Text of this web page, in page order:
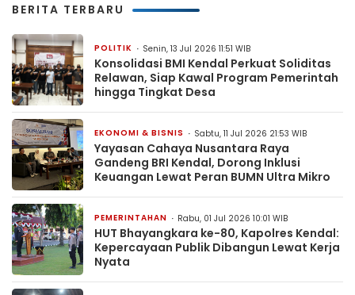
BERITA TERBARU
POLITIK Senin, 13 Jul 2026 11:51 WIB
Konsolidasi BMI Kendal Perkuat Soliditas
Relawan, Siap Kawal Program Pemerintah
hingga Tingkat Desa
EKONOMI & BISNIS Sabtu, 11 Jul 2026 21:53 WIB
Yayasan Cahaya Nusantara Raya
Gandeng BRI Kendal, Dorong Inklusi
Keuangan Lewat Peran BUMN Ultra Mikro
PEMERINTAHAN Rabu, 01 Jul 2026 10:01 WIB
HUT Bhayangkara ke-80, Kapolres Kendal:
Kepercayaan Publik Dibangun Lewat Kerja
Nyata